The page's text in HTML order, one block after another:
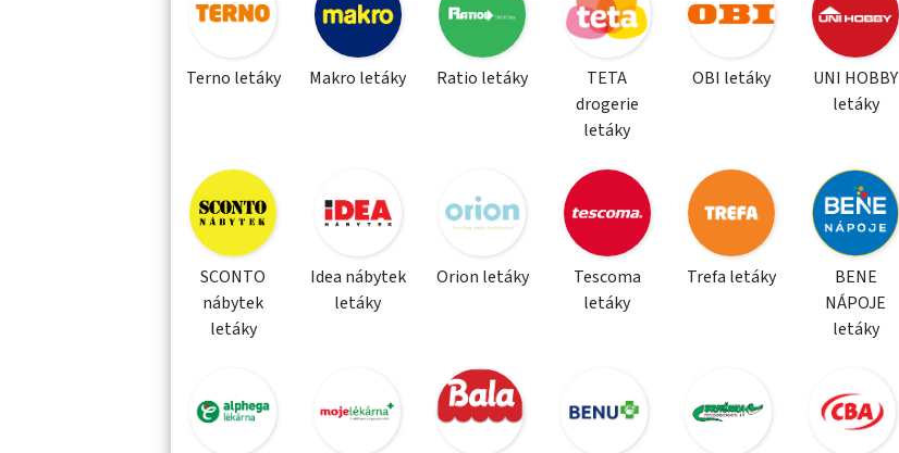
Terno letáky Makro letáky Ratio letáky
TETA
drogerie
letáky
OBI letáky
UNI HOBBY
letáky
SCONTO
nábytek
letáky
Idea nábytek
letáky
Orion letáky
Tescoma
letáky
Trefa letáky
BENE
NÁPOJE
letáky